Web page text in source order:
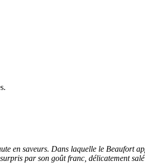
en saveurs. Dans laquelle le Beaufort
par son goût franc, délicatement